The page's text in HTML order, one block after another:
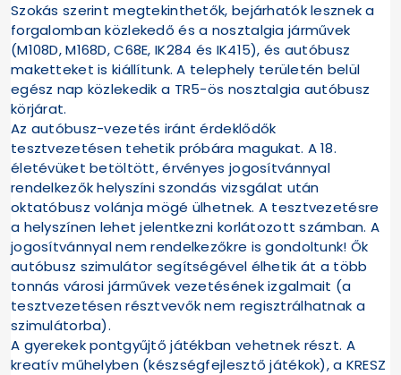
Szokás szerint megtekinthetők, bejárhatók lesznek a
forgalomban közlekedő és a nosztalgia járművek
(M108D, M168D, C68E, IK284 és IK415), és autóbusz
maketteket is kiállítunk. A telephely területén belül
egész nap közlekedik a TR5-ös nosztalgia autóbusz
körjárat.
Az autóbusz-vezetés iránt érdeklődők
tesztvezetésen tehetik próbára magukat. A 18.
életévüket betöltött, érvényes jogosítvánnyal
rendelkezők helyszíni szondás vizsgálat után
oktatóbusz volánja mögé ülhetnek. A tesztvezetésre
a helyszínen lehet jelentkezni korlátozott számban. A
jogosítvánnyal nem rendelkezőkre is gondoltunk! Ők
autóbusz szimulátor segítségével élhetik át a több
tonnás városi járművek vezetésének izgalmait (a
tesztvezetésen résztvevők nem regisztrálhatnak a
szimulátorba).
A gyerekek pontgyűjtő játékban vehetnek részt. A
kreatív műhelyben (készségfejlesztő játékok), a KRESZ